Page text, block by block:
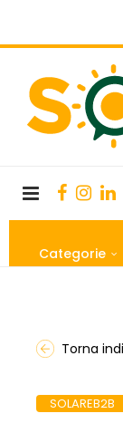
Categorie
Torna
SOLAREB2B